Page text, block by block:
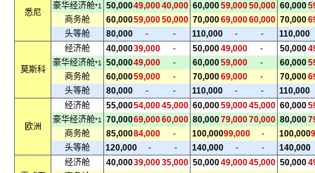
悉尼
豪华经济舱*1 50,00049,00040,000 60,00059,00050,000 60,000
商务舱
60,00059,00050,000 70,00069,00060,000 70,000
头等舱
80,000 - - 110,000 - - 110,000
莫斯科
经济舱 40,00039,000 - 50,00049,000 - 50,000
豪华经济舱*1 50,00049,000 - 60,00059,000 - 60,000
商务舱
60,00059,000 - 70,00069,000 - 70,000
头等舱
80,000 - - 110,000 - - 110,000
欧洲
经济舱 55,00054,00045,000 60,00059,00045,000 60,000
豪华经济舱*1 70,00069,00060,000 80,00079,00070,000 80,000
商务舱
85,00084,000 - 100,00099,000 - 100,000
头等舱
120,000 - - 140,000 - - 140,000
经济舱 40,00039,00035,000 50,00049,00045,000 50,000